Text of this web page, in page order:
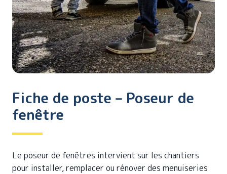
Fiche de poste – Poseur de
fenêtre
Le poseur de fenêtres intervient sur les chantiers
pour installer, remplacer ou rénover des menuiseries